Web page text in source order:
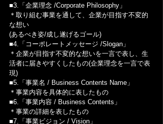
■3.「企業理念 /Corporate Philosophy」
＊取り組む事業を通して、企業が目指す不変的
な想い
(あるべき姿/成し遂げるゴール)
■4.「コーポレートメッセージ /Slogan」
＊企業が目指す不変的な想いを一言で表し、生
活者に届きやすくしたもの(企業理念を一言で表
現)
■5.「事業名 / Business Contents Name」
＊事業内容を具体的に表したもの
■6.「事業内容 / Business Contents」
＊事業の詳細を表したもの
■7.「事業ビジョン / Vision」